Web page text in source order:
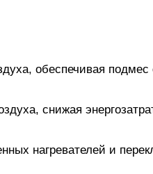
обеспечивая подмес
снижая
нагревателей и